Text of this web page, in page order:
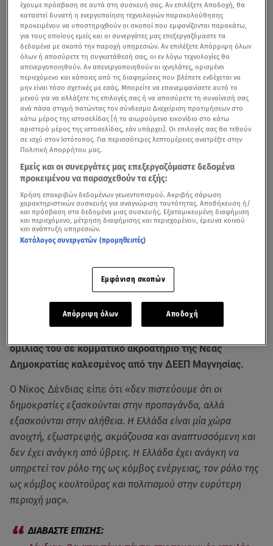
απαντάμε στην ίδια γλώσσα, δεν σημαίνει ότι τους
φοβόμαστε, αλλά σημαίνει ότι είμαστε μια δημοκρατική
ευρωπαϊκή χώρα με αυτοπεποίθηση»ήταν το μήνυμα
που έστειλε από τον Βόλο προς την γείτονα
ομιλίας του σε κομματικό ακροατήριο της Νέας
Δημοκρατίας καλεσμένος από την ΔΕΕΠ Μαγνησίας.
Ο Νίκος Δένδιας είπε ότι «δεν πιστεύουμε ότι οι
δημοκρατίες εξασκούνται στην προπαγάνδα, αλλά
εξασκούνται στην αλήθεια. Η Ελλάδα είναι μία χώρα
ανοιχτή, εξωστρεφής, ακμάζουσα και αναπτυσσόμενη και
δεν έχει ανάγκη από ύβρεις. Η Ελλάδα έχει ανάγκη να
υπηρετεί τον ρόλο της ως κόμβος ενέργειας, τον ρόλο της
ως κόμβος κουλτούρας και πολιτισμού στην ευρύτερη
περιοχή μας».
έχουμε πρόσβαση σε αυτά στη συσκευή σας. Αν επιλέξετε Αποδοχή, θα
καταστεί δυνατή η ενεργοποίηση τεχνολογιών παρακολούθησης
προκειμένου να υποστηριχθούν οι σκοποί που εμφανίζονται παρακάτω,
για τους οποίους εμείς και οι συνεργάτες μας επεξεργαζόμαστε τα
δεδομένα με σκοπό την παροχή υπηρεσιών. Αν επιλέξετε Απόρριψη όλων
όλων ή αποσύρετε τη συγκατάθεσή σας, οι εν λόγω τεχνολογίες θα
απενεργοποιηθούν. Αν απενεργοποιηθούν οι ιχνηλάτες, ορισμένο
περιεχόμενο και κάποιες από τις διαφημίσεις που βλέπετε ενδέχεται να
μην είναι τόσο σχετικές με εσάς. Μπορείτε να επανεμφανίσετε αυτό το
μενού για να αλλάξετε τις επιλογές σας ή να αποσύρετε τη συναίνεσή σας
ανά πάσα στιγμή πατώντας τον σύνδεσμο Διαχείριση προτιμήσεων στο
κάτω μέρος της ιστοσελίδας [ή το αιωρούμενο εικονίδιο στο κάτω
αριστερό μέρος της ιστοσελίδας, εάν υπάρχει]. Οι επιλογές σας θα τεθούν
σε ισχύ στον Ιστότοπος. Για περισσότερες λεπτομέρειες ανατρέξτε στην
Πολιτική Απορρήτου μας.
Εμείς και οι συνεργάτες μας επεξεργαζόμαστε δεδομένα
προκειμένου να παρασχεθούν τα εξής:
Χρήση επακριβών δεδομένων γεωεντοπισμού. Ακριβής σάρωση
χαρακτηριστικών συσκευής για αναγνώριση ταυτότητας. Αποθήκευση ή/
και πρόσβαση στα δεδομένα μιας συσκευής. Εξατομικευμένη διαφήμιση
και περιεχόμενο, μέτρηση διαφήμισης και περιεχομένου, έρευνα κοινού
και ανάπτυξη υπηρεσιών.
Κατάλογος συνεργατών (προμηθευτές)
Εμφάνιση σκοπών
Απόρριψη όλων Αποδοχή